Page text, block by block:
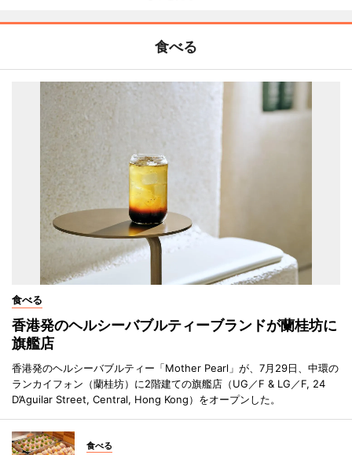
食べる
食べる
香港発のヘルシーバブルティーブランドが蘭桂坊に
旗艦店
香港発のヘルシーバブルティー「Mother Pearl」が、7月29日、中環の
ランカイフォン（蘭桂坊）に2階建ての旗艦店（UG／F & LG／F, 24
D’Aguilar Street, Central, Hong Kong）をオープンした。
食べる